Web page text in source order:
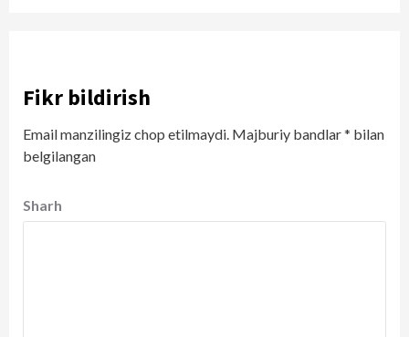
Fikr bildirish
Email manzilingiz chop etilmaydi. Majburiy bandlar* bilan
belgilangan
Sharh